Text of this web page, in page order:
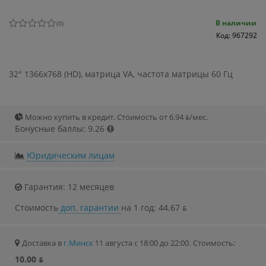
(0)
В наличии
Код: 967292
32" 1366x768 (HD), матрица VA, частота матрицы 60 Гц
Можно купить в кредит. Стоимость от 6.94 ƃ/мec.
Бонусные баллы: 9.26
Юридическим лицам
Гарантия: 12 месяцев
Стоимость доп. гарантии на 1 год: 44.67 ƃ
Доставка в г.Минск 11 августа с 18:00 до 22:00. Стоимость:
10.00 ƃ